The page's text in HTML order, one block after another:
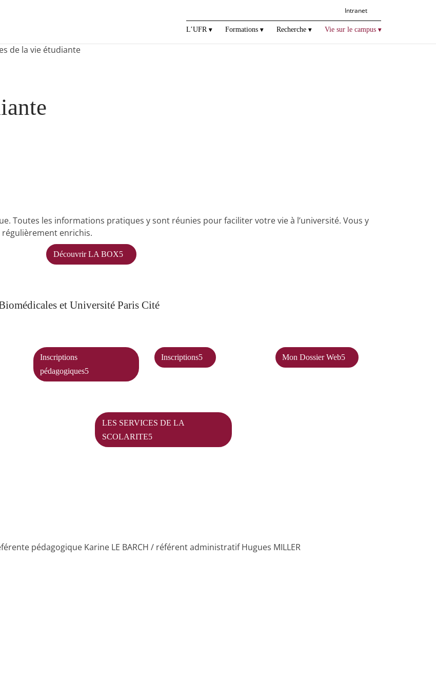
Intranet
L’UFR Formations Recherche Vie sur le campus
de la vie étudiante
Toutes les informations pratiques y sont réunies pour faciliter votre vie à l’université. Vous y
enrichis.
Découvrir LA BOX
et Université Paris Cité
Inscriptions
pédagogiques
Inscriptions Mon Dossier Web
LES SERVICES DE LA
SCOLARITE
pédagogique Karine LE BARCH / référent administratif Hugues MILLER